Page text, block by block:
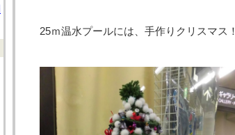
25ｍ温水プールには、手作りクリスマス！